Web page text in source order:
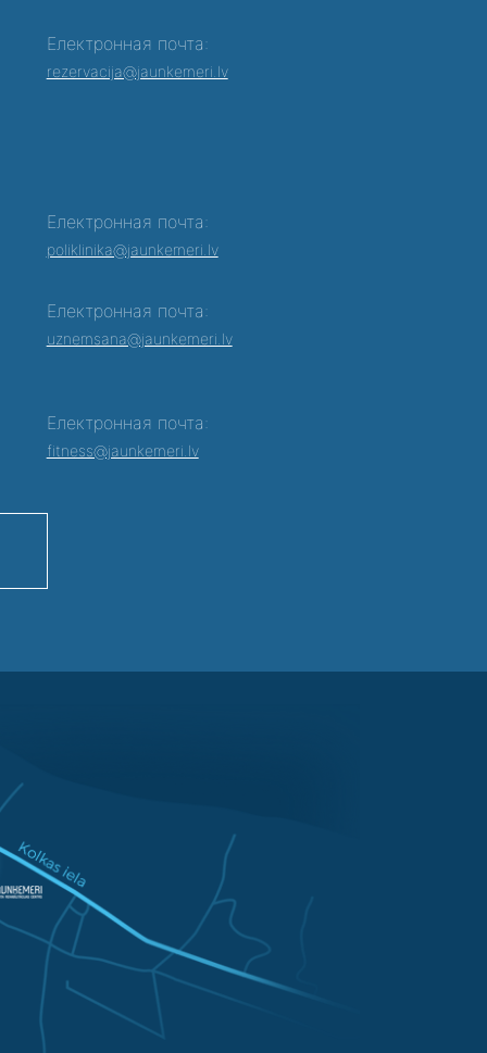
Електронная почта:
rezervacija@jaunkemeri.lv
Електронная почта:
poliklinika@jaunkemeri.lv
Електронная почта:
uznemsana@jaunkemeri.lv
Електронная почта:
fitness@jaunkemeri.lv